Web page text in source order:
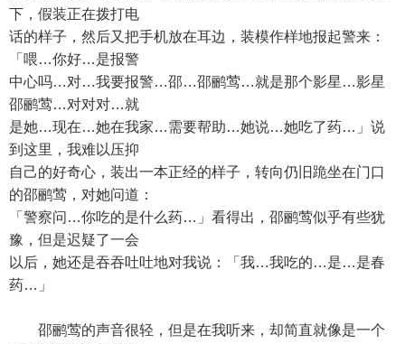
下，假装正在拨打电
话的样子，然后又把手机放在耳边，装模作样地报起警来：
「喂…你好…是报警
中心吗…对…我要报警…邵…邵鹂莺…就是那个影星…影星
邵鹂莺…对对对…就
是她…现在…她在我家…需要帮助…她说…她吃了药…」说
到这里，我难以压抑
自己的好奇心，装出一本正经的样子，转向仍旧跪坐在门口
的邵鹂莺，对她问道：
「警察问…你吃的是什么药…」看得出，邵鹂莺似乎有些犹
豫，但是迟疑了一会
以后，她还是吞吞吐吐地对我说：「我…我吃的…是…是春
药…」
邵鹂莺的声音很轻，但是在我听来，却简直就像是一个